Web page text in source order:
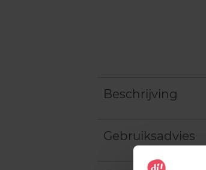
Beschrijving
Gebruiksadvies